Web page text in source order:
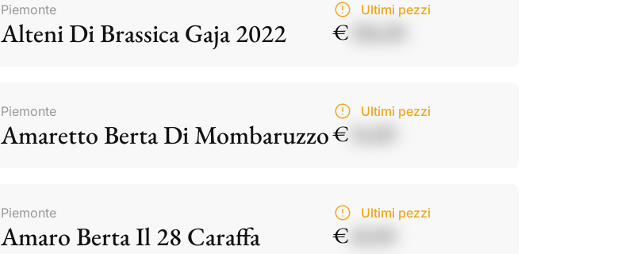
Piemonte
Alteni Di Brassica Gaja 2022
Ultimi pezzi
€ 186,00
Piemonte
Amaretto Berta Di Mombaruzzo
Ultimi pezzi
€ 34,00
Piemonte
Amaro Berta Il 28 Caraffa
Ultimi pezzi
€